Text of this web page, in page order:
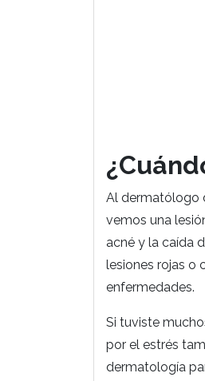
Al dermatólogo
vemos una
acné y la caída
lesiones rojas o
enfermedades.
Si tuviste
por el estrés
dermatología